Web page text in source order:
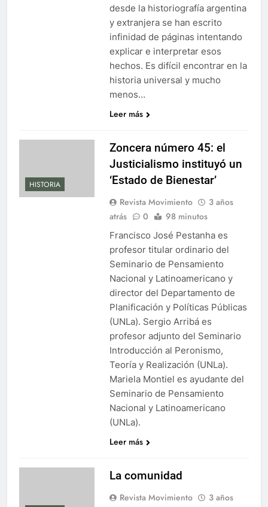
desde la historiografía argentina
y extranjera se han escrito
infinidad de páginas intentando
explicar e interpretar esos
hechos. Es difícil encontrar en la
historia universal y mucho
menos…
Leer más
HISTORIA
Zoncera número 45: el
Justicialismo instituyó un
‘Estado de Bienestar’
Revista Movimiento
3 años
atrás
0 98 minutos
Francisco José Pestanha es
profesor titular ordinario del
Seminario de Pensamiento
Nacional y Latinoamericano y
director del Departamento de
Planificación y Políticas Públicas
(UNLa). Sergio Arribá es
profesor adjunto del Seminario
Introducción al Peronismo,
Teoría y Realización (UNLa).
Mariela Montiel es ayudante del
Seminario de Pensamiento
Nacional y Latinoamericano
(UNLa).
Leer más
La comunidad
Revista Movimiento
3 años